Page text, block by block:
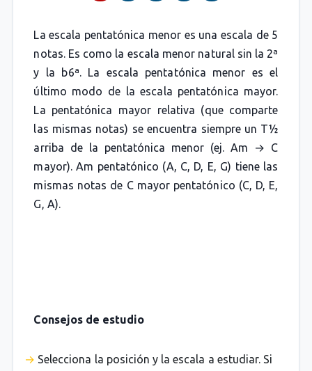
La escala pentatónica menor es una escala de 5
notas. Es como la escala menor natural sin la 2ª
y la b6ª. La escala pentatónica menor es el
último modo de la escala pentatónica mayor.
La pentatónica mayor relativa (que comparte
las mismas notas) se encuentra siempre un T½
arriba de la pentatónica menor (ej. Am → C
mayor). Am pentatónico (A, C, D, E, G) tiene las
mismas notas de C mayor pentatónico (C, D, E,
G, A).
Consejos de estudio
Selecciona la posición y la escala a estudiar. Si